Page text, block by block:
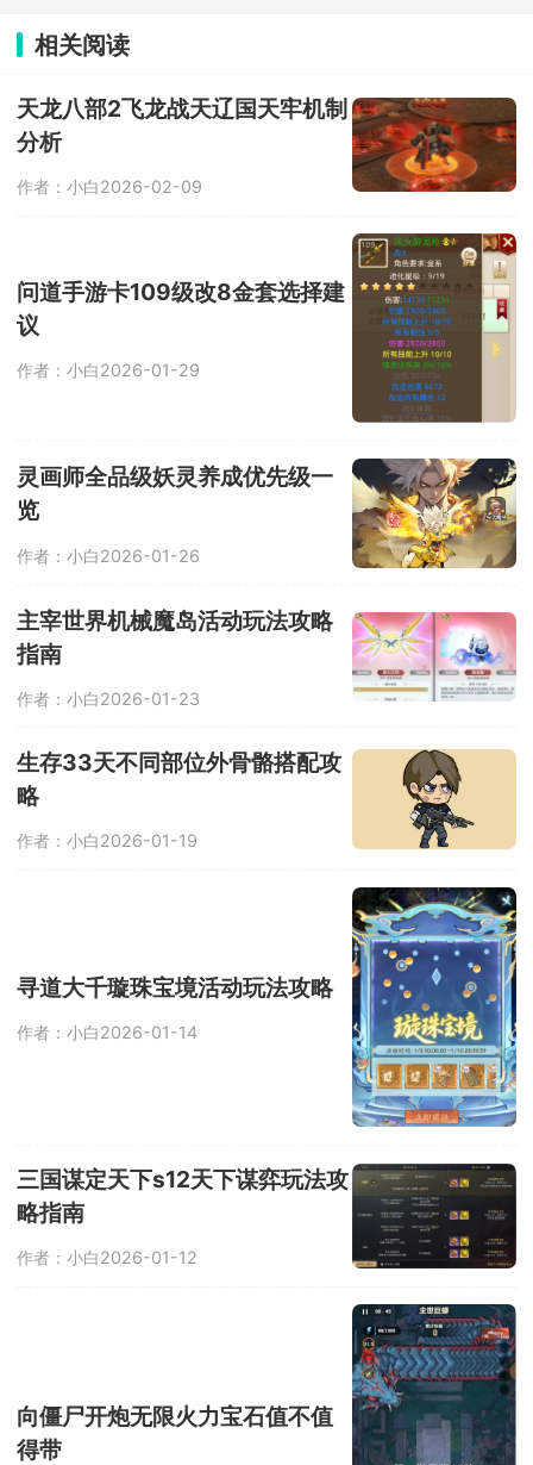
相关阅读
天龙八部2飞龙战天辽国天牢机制
分析
作者：小白2026-02-09
问道手游卡109级改8金套选择建
议
作者：小白2026-01-29
灵画师全品级妖灵养成优先级一
览
作者：小白2026-01-26
主宰世界机械魔岛活动玩法攻略
指南
作者：小白2026-01-23
生存33天不同部位外骨骼搭配攻
略
作者：小白2026-01-19
寻道大千璇珠宝境活动玩法攻略
作者：小白2026-01-14
三国谋定天下s12天下谋弈玩法攻
略指南
作者：小白2026-01-12
向僵尸开炮无限火力宝石值不值
得带